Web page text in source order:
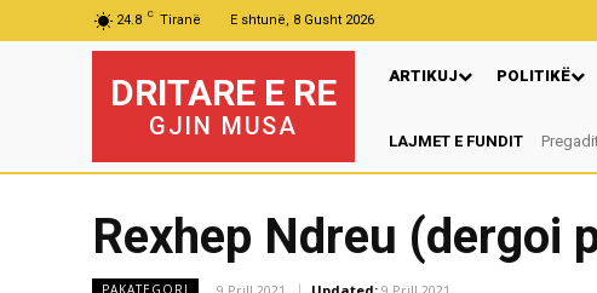
24.8 C Tiranë E shtunë, 8 Gusht 2026
DRITARE E RE
GJIN MUSA
ARTIKUJ POLITIKË
LAJMET E FUNDITPregaditi
Nga:
Rexhep Ndreu (dergoi
PAKATEGORI